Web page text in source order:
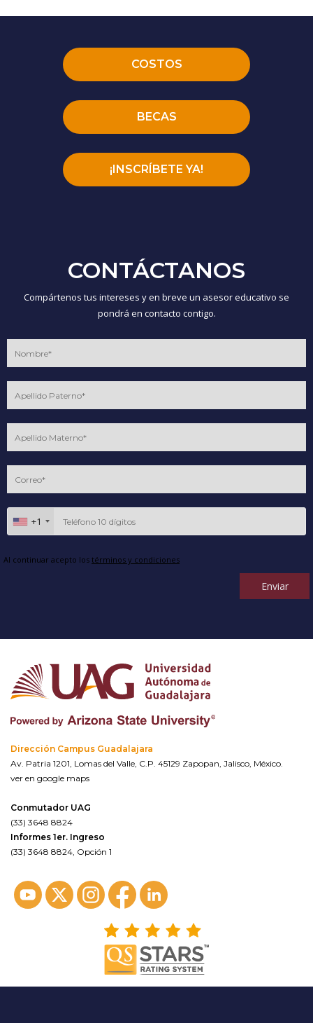
COSTOS
BECAS
¡INSCRÍBETE YA!
CONTÁCTANOS
Compártenos tus intereses y en breve un asesor educativo se
pondrá en contacto contigo.
+1
Al continuar acepto los términos y condiciones
Enviar
Dirección Campus Guadalajara
Av. Patria 1201, Lomas del Valle, C.P. 45129 Zapopan, Jalisco, México.
ver en google maps
Conmutador UAG
(33) 3648 8824
Informes 1er. Ingreso
(33) 3648 8824, Opción 1